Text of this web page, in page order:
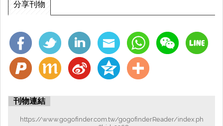
分享刊物
刊物連結
https://www.gogofinder.com.tw/gogofinderReader/index.ph